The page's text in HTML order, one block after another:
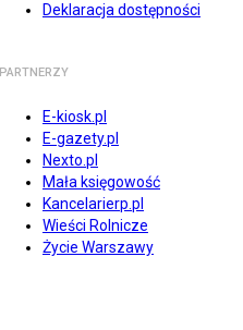
Deklaracja dostępności
PARTNERZY
E-kiosk.pl
E-gazety.pl
Nexto.pl
Mała księgowość
Kancelarierp.pl
Wieści Rolnicze
Życie Warszawy